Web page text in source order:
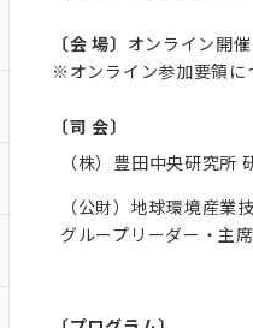
〔会 場〕 オンライン開
※オンライン参加要領に
〔司 会〕
（株）豊田中央研究所
（公財）地球環境産業
グループリーダー・主